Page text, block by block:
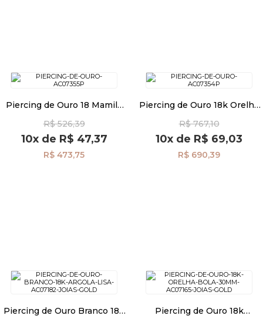
Piercing de Ouro 18 Mamilo
R$ 526,39
10xde R$ 47,37
R$ 473,75
Piercing de Ouro 18k Orelha
R$ 767,10
10x de R$ 69,03
R$ 690,39
Piercing de Ouro Branco 18k
Piercing de Ouro 18k